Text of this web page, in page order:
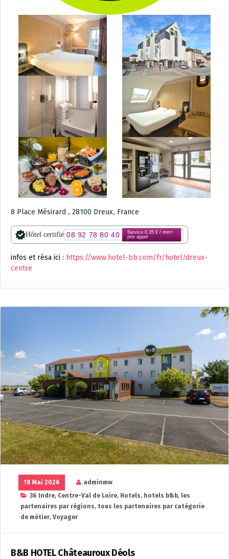
8 Place Mésirard , 28100 Dreux, France
Hôtel certifié 08 92 78 80 40
Service 0.35 € / min+
prix appel
infos et résa ici : https://www.hotel-bb.com/fr/hotel/dreux-
centre
18 Mai 2026
adminmw
36 Indre, Centre-Val de Loire, Hotels, hotels b&b, les
partenaires par régions, tous les partenaires par catégorie
de métier, Voyager
B&B HOTEL Châteauroux Déols